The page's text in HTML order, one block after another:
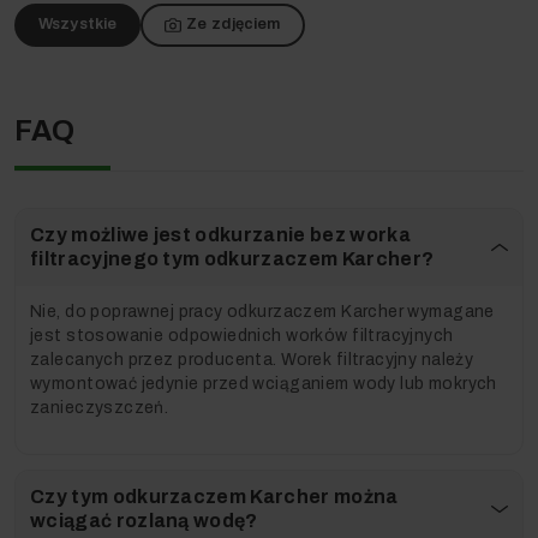
Innowacyjna ssawka do podłogi oraz rura ssąca są
maksymalnie komfortowe.
Funkcja wydmuchu –
Skorzystaj z dodatkowych
możliwości!
Wszystkie Ze zdjęciem
FAQ
Czy możliwe jest odkurzanie bez worka
filtracyjnego tym odkurzaczem Karcher?
Nie, do poprawnej pracy odkurzaczem Karcher wymagane
jest stosowanie odpowiednich worków filtracyjnych
zalecanych przez producenta. Worek filtracyjny należy
wymontować jedynie przed wciąganiem wody lub mokrych
zanieczyszczeń.
Czy tym odkurzaczem Karcher można
wciągać rozlaną wodę?